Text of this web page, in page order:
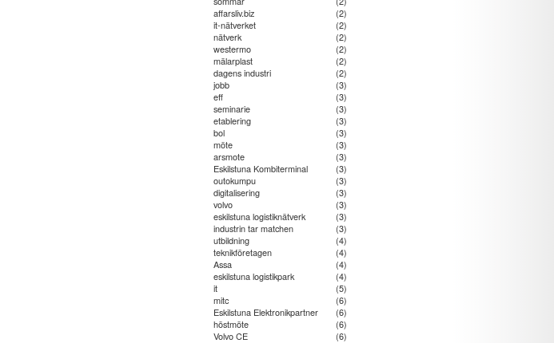
affarsliv.biz
(2)
it-nätverket
(2)
nätverk
(2)
westermo
(2)
mälarplast
(2)
dagens industri
(2)
jobb
(3)
eff
(3)
seminarie
(3)
etablering
(3)
bol
(3)
möte
(3)
arsmote
(3)
Eskilstuna Kombiterminal
(3)
outokumpu
(3)
digitalisering
(3)
volvo
(3)
eskilstuna logistiknätverk
(3)
industrin tar matchen
(3)
utbildning
(4)
teknikföretagen
(4)
Assa
(4)
eskilstuna logistikpark
(4)
it
(5)
mitc
(6)
Eskilstuna Elektronikpartner
(6)
höstmöte
(6)
Volvo CE
(6)